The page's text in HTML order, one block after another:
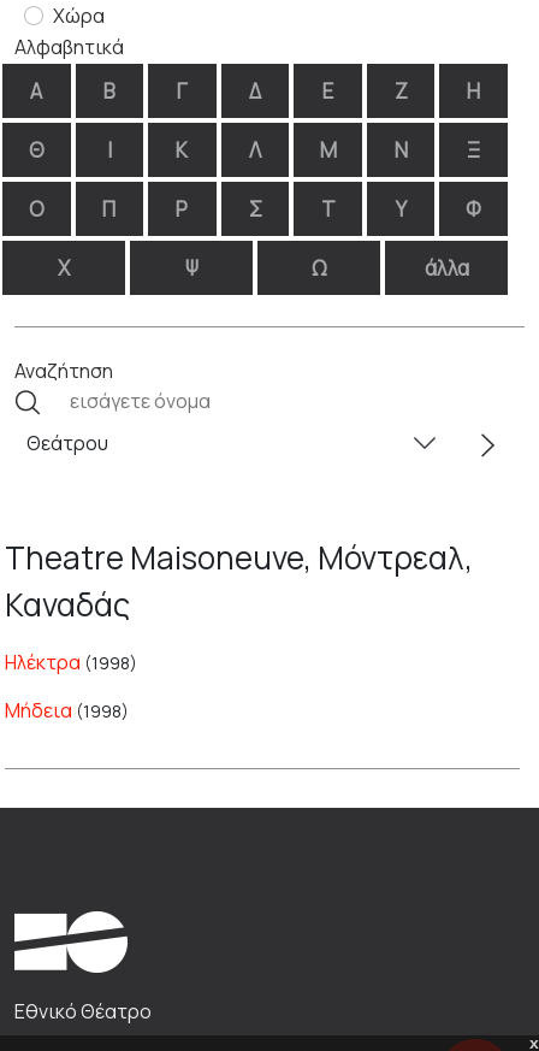
Χώρα
Αλφαβητικά
Α Β Γ Δ Ε Ζ Η
Θ Ι Κ Λ Μ Ν Ξ
Ο Π Ρ Σ Τ Υ Φ
Χ Ψ Ω άλλα
Αναζήτηση
Theatre Maisoneuve, Μόντρεαλ,
Καναδάς
Ηλέκτρα (1998)
Μήδεια (1998)
x
Εθνικό Θέατρο